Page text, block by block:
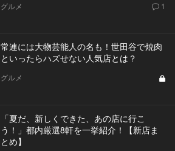
グルメ 1
常連には大物芸能人の名も！世田谷で焼肉
といったらハズせない人気店とは？
グルメ
「夏だ、新しくできた、あの店に行こ
う！」都内厳選8軒を一挙紹介！【新店ま
とめ】